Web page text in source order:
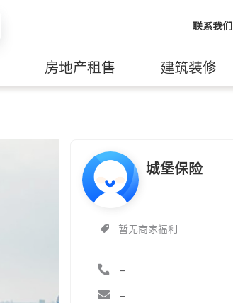
联系我们
房地产租售 建筑装修
城堡保险
暂无商家福利
-
-